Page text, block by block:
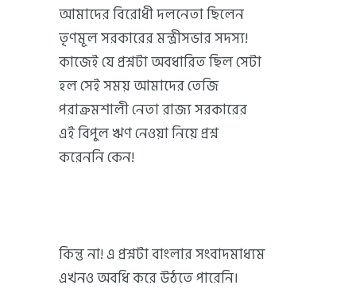
আমাদের বিরোধী দলনেতা ছিলেন
তৃণমূল সরকারের মন্ত্রীসভার সদস্য!
কাজেই যে প্রশ্নটা অবধারিত ছিল সেটা
হল সেই সময় আমাদের তেজি
পরাক্রমশালী নেতা রাজ্য সরকারের
এই বিপুল ঋণ নেওয়া নিয়ে প্রশ্ন
করেননি কেন!
কিন্তু না! এ প্রশ্নটা বাংলার সংবাদমাধ্যম
এখনও অবধি করে উঠতে পারেনি।